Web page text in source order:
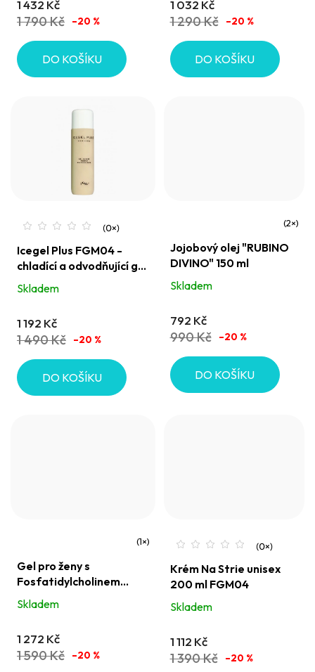
t
ů
z
5
hvězdiček.
1 432 Kč
1 790 Kč –20 %
DO KOŠÍKU
z
5
hvězdiček.
1 032 Kč
1 290 Kč –20 %
DO KOŠÍKU
Icegel Plus FGM04 -
chladící a odvodňující gel
na nohy
Skladem
1 192 Kč
1 490 Kč –20 %
DO KOŠÍKU
hodnocení
produktu
je
z
5
hvězdiček.
Jojobový olej "RUBINO
DIVINO" 150 ml
Skladem
792 Kč
990 Kč –20 %
DO KOŠÍKU
hodnocení
produktu
je
z
5
Gel pro ženy s
Fosfatidylcholinem
FGM04 - napomáhá
odbourávat tukové
Skladem
1 272 Kč
1 590 Kč –20 %
Krém Na Strie unisex
200 ml FGM04
Skladem
1 112 Kč
1 390 Kč –20 %